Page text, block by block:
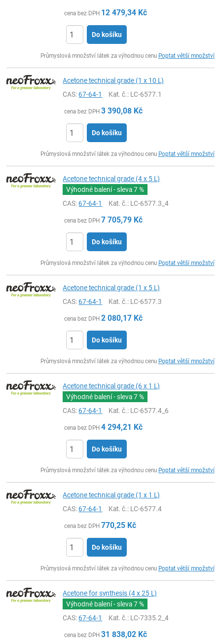
cena bez DPH 12 479,34 Kč
Do košíku
Průmyslová množství látek za výhodnou cenu Poptat větší množství
Acetone technical grade (1 x 10 L)
CAS:67-64-1 Kat. č.: LC-6577.1
cena bez DPH 3 390,08 Kč
Do košíku
Průmyslová množství látek za výhodnou cenu Poptat větší množství
Acetone technical grade (4 x 5 L)
Výhodné balení - sleva7 %
CAS:67-64-1 Kat. č.: LC-6577.3_4
cena bez DPH 7 705,79 Kč
Do košíku
Průmyslová množství látek za výhodnou cenu Poptat větší množství
Acetone technical grade (1 x 5 L)
CAS:67-64-1 Kat. č.: LC-6577.3
cena bez DPH 2 080,17 Kč
Do košíku
Průmyslová množství látek za výhodnou cenu Poptat větší množství
Acetone technical grade (6 x 1 L)
Výhodné balení - sleva7 %
CAS:67-64-1 Kat. č.: LC-6577.4_6
cena bez DPH 4 294,21 Kč
Do košíku
Průmyslová množství látek za výhodnou cenu Poptat větší množství
Acetone technical grade (1 x 1 L)
CAS:67-64-1 Kat. č.: LC-6577.4
cena bez DPH 770,25 Kč
Do košíku
Průmyslová množství látek za výhodnou cenu Poptat větší množství
Acetone for synthesis (4 x 25 L)
Výhodné balení - sleva7 %
CAS:67-64-1 Kat. č.: LC-7335.2_4
cena bez DPH 31 838,02 Kč